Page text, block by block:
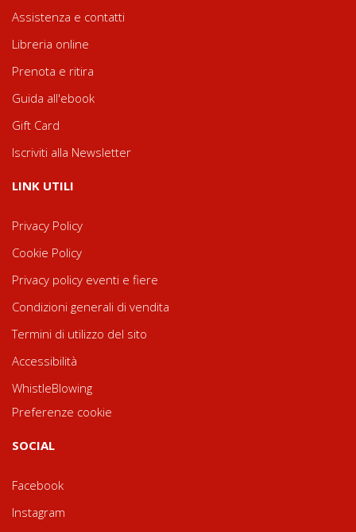
Assistenza e contatti
Libreria online
Prenota e ritira
Guida all'ebook
Gift Card
Iscriviti alla Newsletter
LINK UTILI
Privacy Policy
Cookie Policy
Privacy policy eventi e fiere
Condizioni generali di vendita
Termini di utilizzo del sito
Accessibilità
WhistleBlowing
Preferenze cookie
SOCIAL
Facebook
Instagram